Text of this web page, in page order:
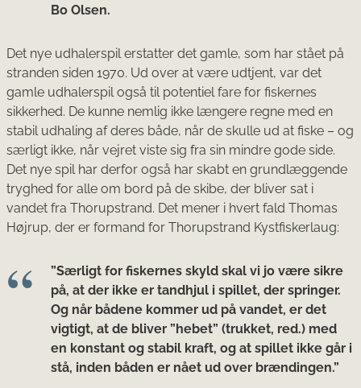
Bo Olsen.
Det nye udhalerspil erstatter det gamle, som har stået på
stranden siden 1970. Ud over at være udtjent, var det
gamle udhalerspil også til potentiel fare for fiskernes
sikkerhed. De kunne nemlig ikke længere regne med en
stabil udhaling af deres både, når de skulle ud at fiske – og
særligt ikke, når vejret viste sig fra sin mindre gode side.
Det nye spil har derfor også har skabt en grundlæggende
tryghed for alle om bord på de skibe, der bliver sat i
vandet fra Thorupstrand. Det mener i hvert fald Thomas
Højrup, der er formand for Thorupstrand Kystfiskerlaug:
”Særligt for fiskernes skyld skal vi jo være sikre
på, at der ikke er tandhjul i spillet, der springer.
Og når bådene kommer ud på vandet, er det
vigtigt, at de bliver ”hebet” (trukket, red.) med
en konstant og stabil kraft, og at spillet ikke går i
stå, inden båden er nået ud over brændingen.”